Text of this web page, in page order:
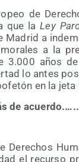
de
que laLey
Madrid a
a la
3.000 años
lo antes
en la
de acuerdo.…..
Dere­chos
el recur­so